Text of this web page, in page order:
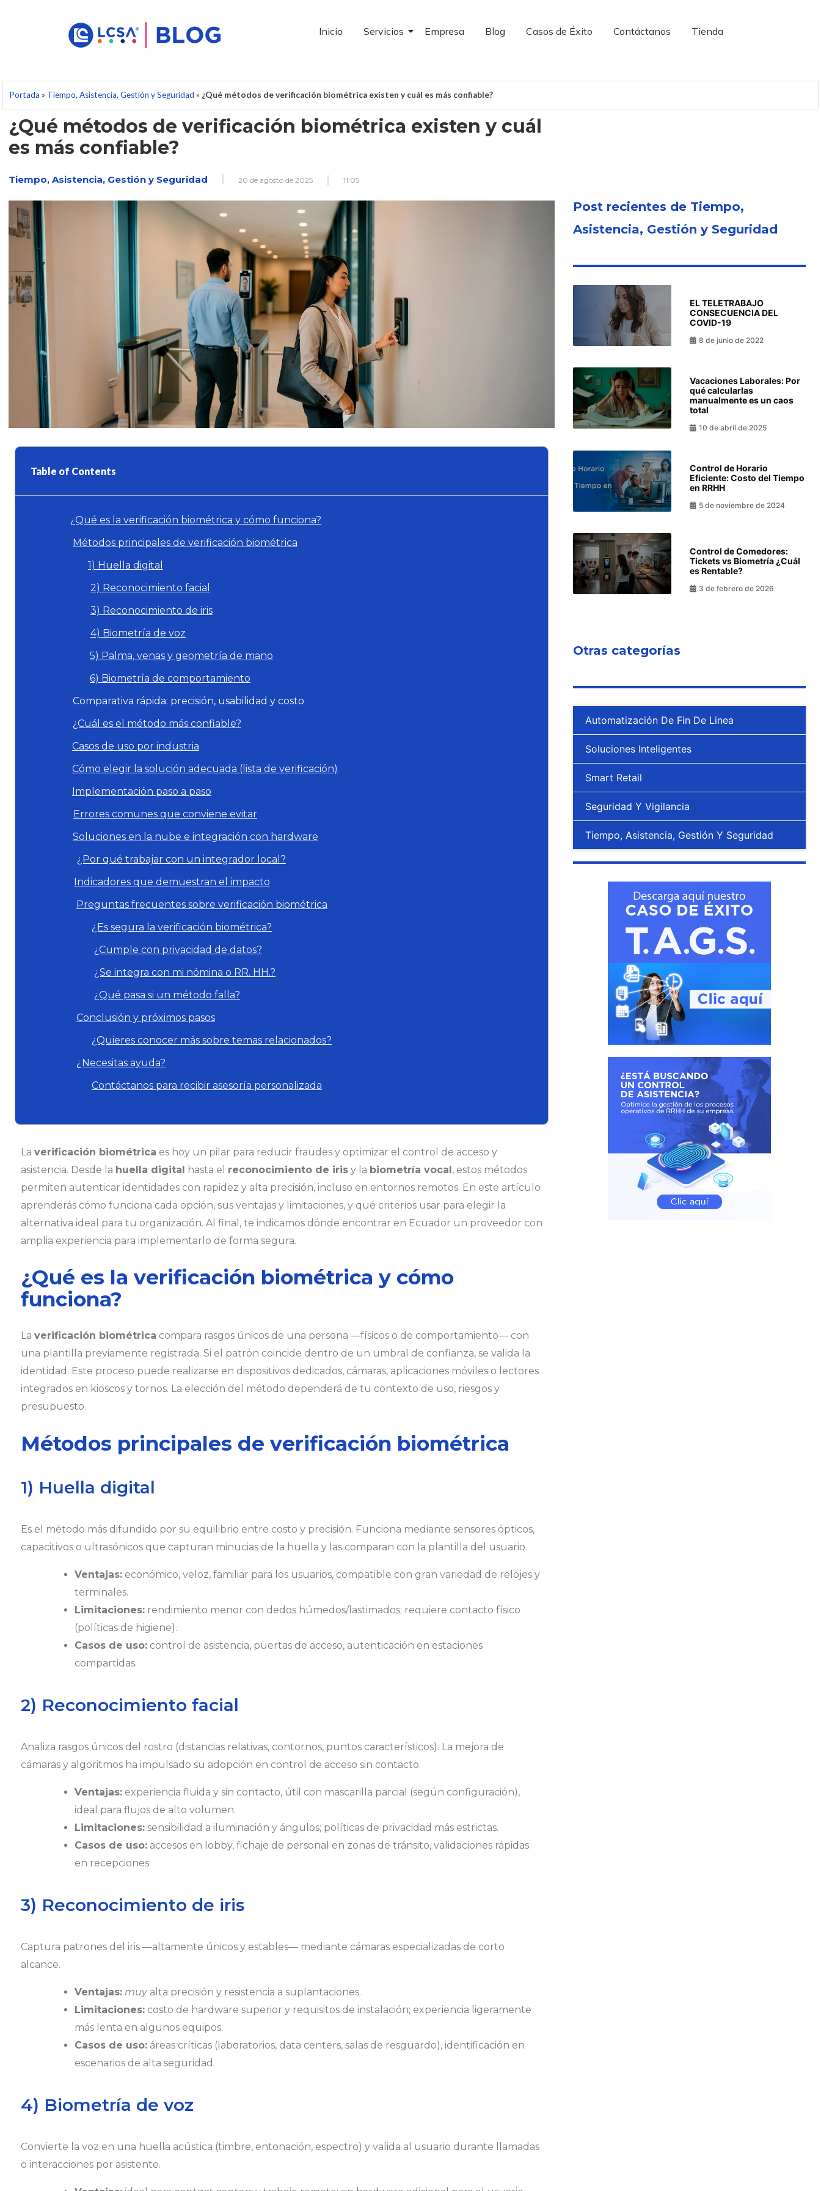
Inicio Servicios Empresa Blog Casos de Éxito Contáctanos Tienda
Portada » Tiempo, Asistencia, Gestión y Seguridad » ¿Qué métodos de verificación biométrica existen y cuál es más confiable?
¿Qué métodos de verificación biométrica existen y cuál
es más confiable?
Tiempo, Asistencia, Gestión y Seguridad 20 de agosto de 2025 11:05
Table of Contents
¿Qué es la verificación biométrica y cómo funciona?
Métodos principales de verificación biométrica
1) Huella digital
2) Reconocimiento facial
3) Reconocimiento de iris
4) Biometría de voz
5) Palma, venas y geometría de mano
6) Biometría de comportamiento
Comparativa rápida: precisión, usabilidad y costo
¿Cuál es el método más confiable?
Casos de uso por industria
Cómo elegir la solución adecuada (lista de verificación)
Implementación paso a paso
Errores comunes que conviene evitar
Soluciones en la nube e integración con hardware
¿Por qué trabajar con un integrador local?
Indicadores que demuestran el impacto
Preguntas frecuentes sobre verificación biométrica
¿Es segura la verificación biométrica?
¿Cumple con privacidad de datos?
¿Se integra con mi nómina o RR. HH.?
¿Qué pasa si un método falla?
Conclusión y próximos pasos
¿Quieres conocer más sobre temas relacionados?
¿Necesitas ayuda?
Contáctanos para recibir asesoría personalizada
La verificación biométrica es hoy un pilar para reducir fraudes y optimizar el control de acceso y
asistencia. Desde la huella digital hasta el reconocimiento de iris y la biometría vocal, estos métodos
permiten autenticar identidades con rapidez y alta precisión, incluso en entornos remotos. En este artículo
aprenderás cómo funciona cada opción, sus ventajas y limitaciones, y qué criterios usar para elegir la
alternativa ideal para tu organización. Al final, te indicamos dónde encontrar en Ecuador un proveedor con
amplia experiencia para implementarlo de forma segura.
¿Qué es la verificación biométrica y cómo
funciona?
La verificación biométrica compara rasgos únicos de una persona —físicos o de comportamiento— con
una plantilla previamente registrada. Si el patrón coincide dentro de un umbral de confianza, se valida la
identidad. Este proceso puede realizarse en dispositivos dedicados, cámaras, aplicaciones móviles o lectores
integrados en kioscos y tornos. La elección del método dependerá de tu contexto de uso, riesgos y
presupuesto.
Métodos principales de verificación biométrica
1) Huella digital
Es el método más difundido por su equilibrio entre costo y precisión. Funciona mediante sensores ópticos,
capacitivos o ultrasónicos que capturan minucias de la huella y las comparan con la plantilla del usuario.
Ventajas: económico, veloz, familiar para los usuarios, compatible con gran variedad de relojes y
terminales.
Limitaciones: rendimiento menor con dedos húmedos/lastimados; requiere contacto físico
(políticas de higiene).
Casos de uso: control de asistencia, puertas de acceso, autenticación en estaciones
compartidas.
2) Reconocimiento facial
Analiza rasgos únicos del rostro (distancias relativas, contornos, puntos característicos). La mejora de
cámaras y algoritmos ha impulsado su adopción en control de acceso sin contacto.
Ventajas: experiencia fluida y sin contacto, útil con mascarilla parcial (según configuración),
ideal para flujos de alto volumen.
Limitaciones: sensibilidad a iluminación y ángulos; políticas de privacidad más estrictas.
Casos de uso: accesos en lobby, fichaje de personal en zonas de tránsito, validaciones rápidas
en recepciones.
3) Reconocimiento de iris
Captura patrones del iris —altamente únicos y estables— mediante cámaras especializadas de corto
alcance.
Ventajas: muyalta precisión y resistencia a suplantaciones.
Limitaciones: costo de hardware superior y requisitos de instalación; experiencia ligeramente
más lenta en algunos equipos.
Casos de uso: áreas críticas (laboratorios, data centers, salas de resguardo), identificación en
escenarios de alta seguridad.
4) Biometría de voz
Convierte la voz en una huella acústica (timbre, entonación, espectro) y valida al usuario durante llamadas
o interacciones por asistente.
Post recientes de Tiempo,
Asistencia, Gestión y Seguridad
EL TELETRABAJO
CONSECUENCIA DEL
COVID-19
8 de junio de 2022
Vacaciones Laborales: Por
qué calcularlas
manualmente es un caos
total
10 de abril de 2025
Control de Horario
Eficiente: Costo del Tiempo
en RRHH
5 de noviembre de 2024
Control de Comedores:
Tickets vs Biometría ¿Cuál
es Rentable?
3 de febrero de 2026
Otras categorías
Automatización De Fin De Linea
Soluciones Inteligentes
Smart Retail
Seguridad Y Vigilancia
Tiempo, Asistencia, Gestión Y Seguridad